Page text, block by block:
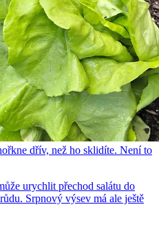
dřív, než ho sklidíte. Není to
urychlit přechod salátu do
Srpnový výsev má ale ještě